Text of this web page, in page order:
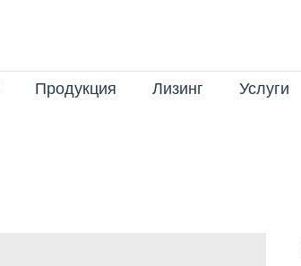
Продукция Лизинг Услуги